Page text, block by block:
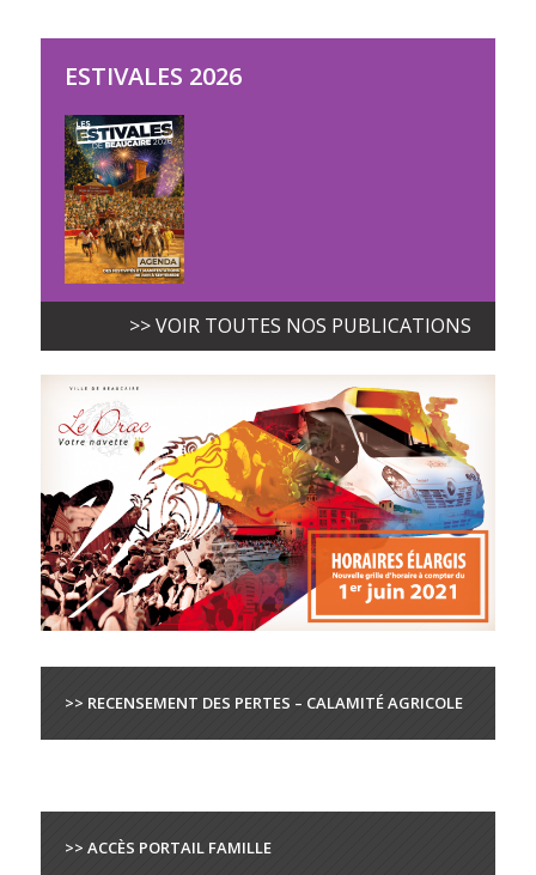
ESTIVALES 2026
>> VOIR TOUTES NOS PUBLICATIONS
>> RECENSEMENT DES PERTES – CALAMITÉ AGRICOLE
>> ACCÈS PORTAIL FAMILLE